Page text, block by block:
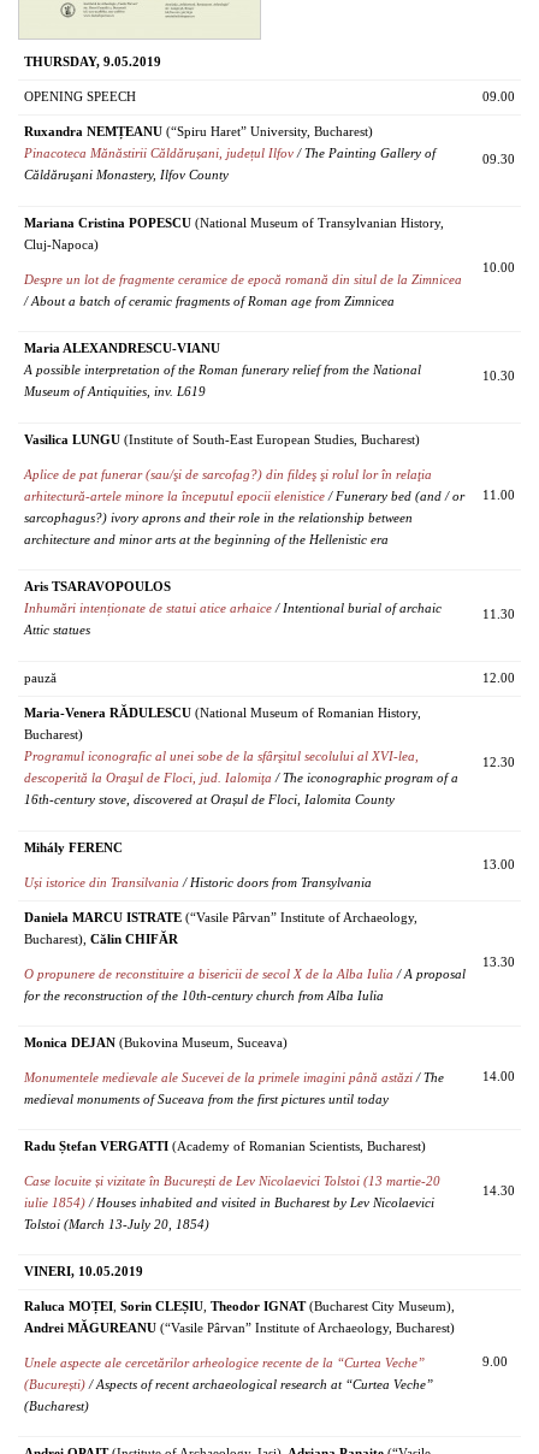
THURSDAY, 9.05.2019
OPENING SPEECH 09.00
Ruxandra NEMȚEANU (“Spiru Haret” University, Bucharest)
Pinacoteca Mănăstirii Căldărușani, județul Ilfov/ The Painting Gallery of
Căldăruşani Monastery, Ilfov County
09.30
Mariana Cristina POPESCU (National Museum of Transylvanian History,
Cluj-Napoca)
Despre un lot de fragmente ceramice de epocă romană din situl de la Zimnicea
/ About a batch of ceramic fragments of Roman age from Zimnicea
10.00
Maria ALEXANDRESCU-VIANU
A possible interpretation of the Roman funerary relief from the National
Museum of Antiquities, inv. L619
10.30
Vasilica LUNGU (Institute of South-East European Studies, Bucharest)
Aplice de pat funerar (sau/şi de sarcofag?) din fildeş şi rolul lor în relaţia
arhitectură-artele minore la începutul epocii elenistice / Funerary bed (and / or
sarcophagus?) ivory aprons and their role in the relationship between
architecture and minor arts at the beginning of the Hellenistic era
11.00
Aris TSARAVOPOULOS
Inhumări intenționate de statui atice arhaice/ Intentional burial of archaic
Attic statues
11.30
pauză 12.00
Maria-Venera RĂDULESCU (National Museum of Romanian History,
Bucharest)
Programul iconografic al unei sobe de la sfârşitul secolului al XVI-lea,
descoperită la Oraşul de Floci, jud. Ialomiţa / The iconographic program of a
16th-century stove, discovered at Orașul de Floci, Ialomita County
12.30
Mihály FERENC
Uși istorice din Transilvania / Historic doors from Transylvania
13.00
Daniela MARCU ISTRATE (“Vasile Pârvan” Institute of Archaeology,
Bucharest), Călin CHIFĂR
O propunere de reconstituire a bisericii de secol X de la Alba Iulia / A proposal
for the reconstruction of the 10th-century church from Alba Iulia
13.30
Monica DEJAN (Bukovina Museum, Suceava)
Monumentele medievale ale Sucevei de la primele imagini până astăzi / The
medieval monuments of Suceava from the first pictures until today
14.00
Radu Ștefan VERGATTI (Academy of Romanian Scientists, Bucharest)
Case locuite și vizitate în București de Lev Nicolaevici Tolstoi (13 martie-20
iulie 1854) / Houses inhabited and visited in Bucharest by Lev Nicolaevici
Tolstoi (March 13-July 20, 1854)
14.30
VINERI, 10.05.2019
Raluca MOȚEI, Sorin CLEȘIU, Theodor IGNAT(Bucharest City Museum),
Andrei MĂGUREANU (“Vasile Pârvan” Institute of Archaeology, Bucharest)
Unele aspecte ale cercetărilor arheologice recente de la “Curtea Veche”
(București) / Aspects of recent archaeological research at “Curtea Veche”
(Bucharest)
9.00